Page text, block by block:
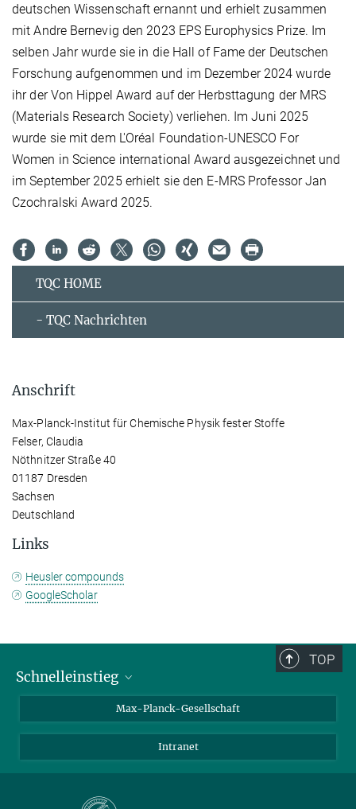
deutschen Wissenschaft ernannt und erhielt zusammen
mit Andre Bernevig den 2023 EPS Europhysics Prize. Im
selben Jahr wurde sie in die Hall of Fame der Deutschen
Forschung aufgenommen und im Dezember 2024 wurde
ihr der Von Hippel Award auf der Herbsttagung der MRS
(Materials Research Society) verliehen. Im Juni 2025
wurde sie mit dem L'Oréal Foundation-UNESCO For
Women in Science international Award ausgezeichnet und
im September 2025 erhielt sie den E-MRS Professor Jan
Czochralski Award 2025.
TQC HOME
- TQC Nachrichten
Anschrift
Max-Planck-Institut für Chemische Physik fester Stoffe
Felser, Claudia
Nöthnitzer Straße 40
01187 Dresden
Sachsen
Deutschland
Links
Heusler compounds
GoogleScholar
TOP
Schnelleinstieg
Ansprechpartner*innen
Presse- und Öffentlichkeitsarbeit
Max-Planck-Gesellschaft
Intranet